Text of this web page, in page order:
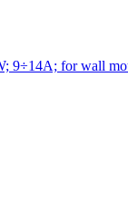
9÷14A; for wall